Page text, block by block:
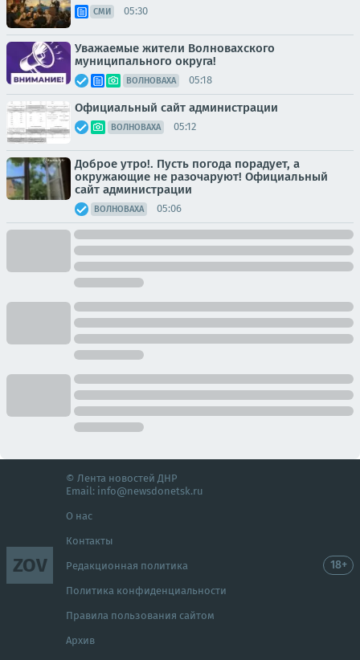
СМИ 05:30
Уважаемые жители Волновахского
муниципального округа!
ВОЛНОВАХА 05:18
Официальный сайт администрации
ВОЛНОВАХА 05:12
Доброе утро!. Пусть погода порадует, а
окружающие не разочаруют! Официальный
сайт администрации
ВОЛНОВАХА 05:06
ZOV
© Лента новостей ДНР
Email: info@newsdonetsk.ru
О нас
Контакты
Редакционная политика
Политика конфиденциальности
Правила пользования сайтом
Архив
18+